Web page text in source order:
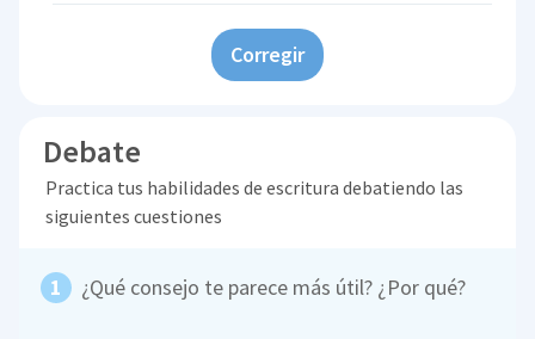
Corregir
Debate
Practica tus habilidades de escritura debatiendo las
siguientes cuestiones
¿Qué consejo te parece más útil? ¿Por qué?